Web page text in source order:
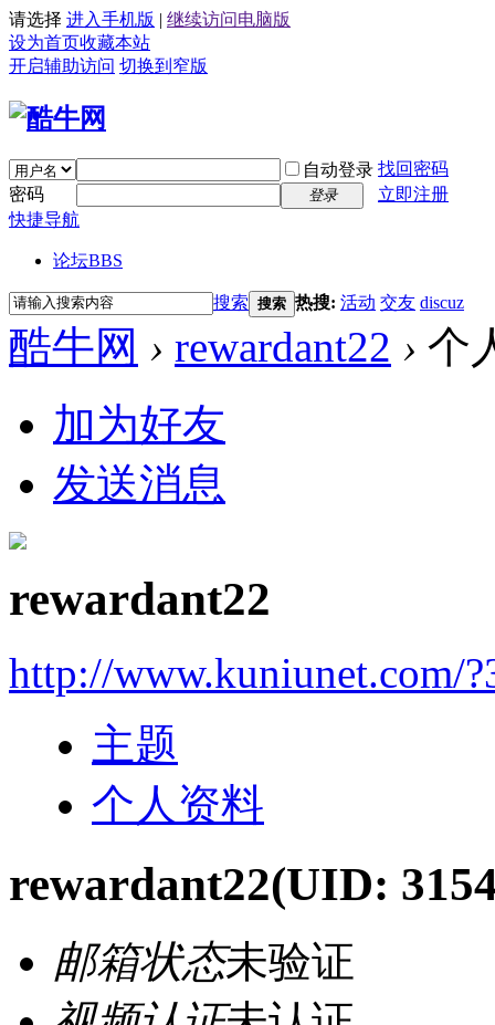
请选择 进入手机版 | 继续访问电脑版
设为首页收藏本站
开启辅助访问 切换到窄版
自动登录 找回密码
密码
登录
立即注册
快捷导航
论坛BBS
搜索 搜索 热搜: 活动 交友 discuz
酷牛网 › rewardant22 › 个
加为好友
发送消息
rewardant22
http://www.kuniunet.com/
主题
个人资料
rewardant22(UID:
邮箱状态未验证